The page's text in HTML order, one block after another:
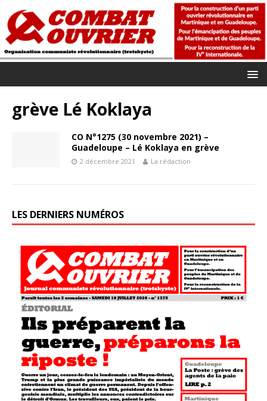
grève Lé Koklaya
CO N°1275 (30 novembre 2021) –
Guadeloupe – Lé Koklaya en grève
2 décembre 2021 La rédaction
LES DERNIERS NUMÉROS